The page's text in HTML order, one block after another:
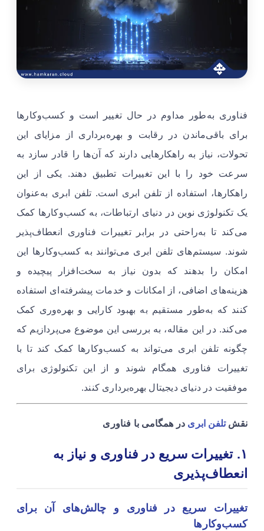
فناوری به‌طور مداوم در حال تغییر است و کسب‌وکارها
برای باقی‌ماندن در رقابت و بهره‌برداری از مزایای این
تحولات، نیاز به راهکارهایی دارند که آن‌ها را قادر سازد به
سرعت خود را با این تغییرات تطبیق دهند. یکی از این
راهکارها، استفاده از تلفن ابری است. تلفن ابری به‌عنوان
یک تکنولوژی نوین در دنیای ارتباطات، به کسب‌وکارها کمک
می‌کند تا به‌راحتی در برابر تغییرات فناوری انعطاف‌پذیر
شوند. سیستم‌های تلفن ابری می‌توانند به کسب‌وکارها این
امکان را بدهند که بدون نیاز به سخت‌افزار پیچیده و
هزینه‌های اضافی، از امکانات و خدمات پیشرفته‌ای استفاده
کنند که به‌طور مستقیم به بهبود کارایی و بهره‌وری کمک
می‌کند. در این مقاله، به بررسی این موضوع می‌پردازیم که
چگونه تلفن ابری می‌تواند به کسب‌وکارها کمک کند تا با
تغییرات فناوری همگام شوند و از این تکنولوژی برای
موفقیت در دنیای دیجیتال بهره‌برداری کنند.
نقشتلفن ابری در همگامی با فناوری
۱. تغییرات سریع در فناوری و نیاز به
انعطاف‌پذیری
تغییرات سریع در فناوری و چالش‌های آن برای
کسب‌وکارها